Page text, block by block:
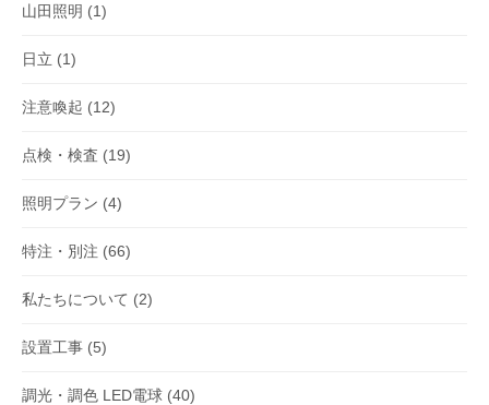
山田照明 (1)
日立 (1)
注意喚起 (12)
点検・検査 (19)
照明プラン (4)
特注・別注 (66)
私たちについて (2)
設置工事 (5)
調光・調色 LED電球 (40)